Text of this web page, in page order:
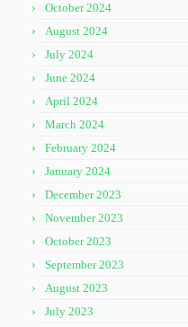
October 2024
August 2024
July 2024
June 2024
April 2024
March 2024
February 2024
January 2024
December 2023
November 2023
October 2023
September 2023
August 2023
July 2023